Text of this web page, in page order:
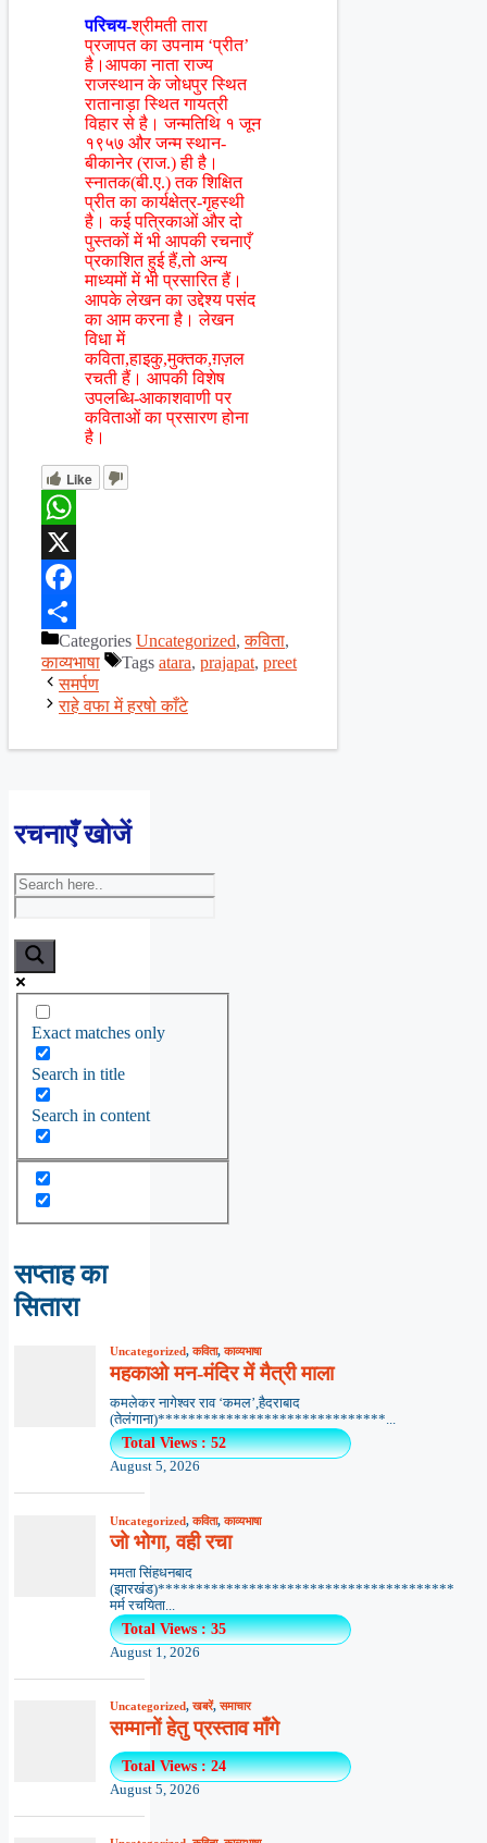
परिचय-श्रीमती तारा
प्रजापत का उपनाम ‘प्रीत’
है।आपका नाता राज्य
राजस्थान के जोधपुर स्थित
रातानाड़ा स्थित गायत्री
विहार से है। जन्मतिथि १ जून
१९५७ और जन्म स्थान-
बीकानेर (राज.) ही है।
स्नातक(बी.ए.) तक शिक्षित
प्रीत का कार्यक्षेत्र-गृहस्थी
है। कई पत्रिकाओं और दो
पुस्तकों में भी आपकी रचनाएँ
प्रकाशित हुई हैं,तो अन्य
माध्यमों में भी प्रसारित हैं।
आपके लेखन का उद्देश्य पसंद
का आम करना है। लेखन
विधा में
कविता,हाइकु,मुक्तक,ग़ज़ल
रचती हैं। आपकी विशेष
उपलब्धि-आकाशवाणी पर
कविताओं का प्रसारण होना
है।
Like
WhatsApp
X
Facebook
ShareCategories Uncategorized,कविता,
काव्यभाषा
Tags atara, prajapat, preet
समर्पण
राहे वफा में हरषो काँटे
रचनाएँ खोजें
Exact matches only
Search in title
Search in content
सप्ताह का
सितारा
Uncategorized,कविता,काव्यभाषा
महकाओ मन-मंदिर में मैत्री माला
कमलेकर नागेश्वर राव ‘कमल’,हैदराबाद
(तेलंगाना)******************************...
Total Views : 52
August 5, 2026
Uncategorized,कविता,काव्यभाषा
जो भोगा, वही रचा
ममता सिंहधनबाद
(झारखंड)***************************************
मर्म रचयिता...
Total Views : 35
August 1, 2026
Uncategorized,खबरें,समाचार
सम्मानों हेतु प्रस्ताव माँगे
Total Views : 24
August 5, 2026